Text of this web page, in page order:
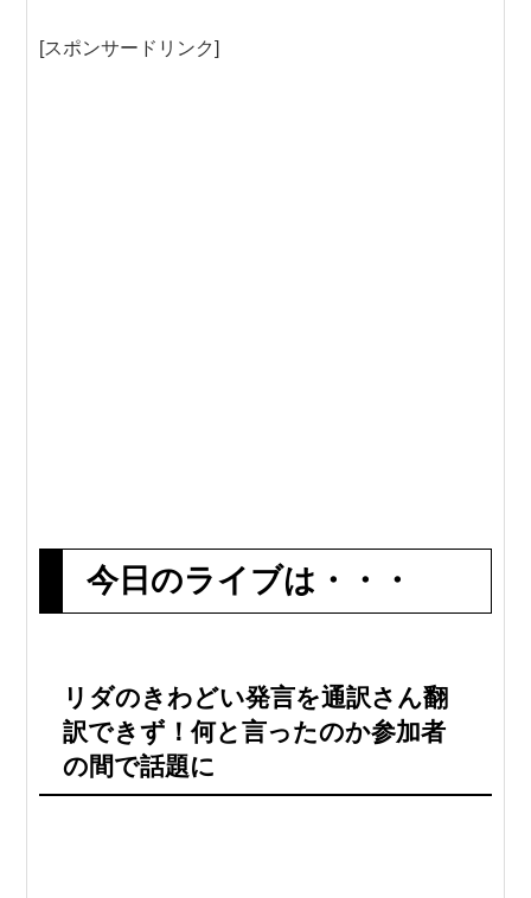
[スポンサードリンク]
今日のライブは・・・
リダのきわどい発言を通訳さん翻
訳できず！何と言ったのか参加者
の間で話題に